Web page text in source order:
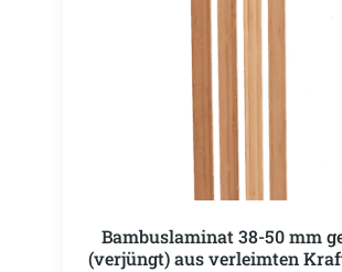
Bambuslaminat 38-50 mm
(verjüngt) aus verleimten